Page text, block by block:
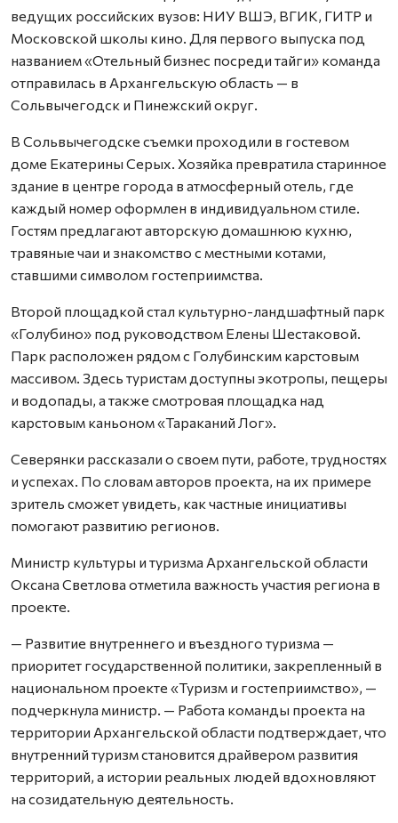
ведущих российских вузов: НИУ ВШЭ, ВГИК, ГИТР и
Московской школы кино. Для первого выпуска под
названием «Отельный бизнес посреди тайги» команда
отправилась в Архангельскую область — в
Сольвычегодск и Пинежский округ.
В Сольвычегодске съемки проходили в гостевом
доме Екатерины Серых. Хозяйка превратила старинное
здание в центре города в атмосферный отель, где
каждый номер оформлен в индивидуальном стиле.
Гостям предлагают авторскую домашнюю кухню,
травяные чаи и знакомство с местными котами,
ставшими символом гостеприимства.
Второй площадкой стал культурно-ландшафтный парк
«Голубино» под руководством Елены Шестаковой.
Парк расположен рядом с Голубинским карстовым
массивом. Здесь туристам доступны экотропы, пещеры
и водопады, а также смотровая площадка над
карстовым каньоном «Тараканий Лог».
Северянки рассказали о своем пути, работе, трудностях
и успехах. По словам авторов проекта, на их примере
зритель сможет увидеть, как частные инициативы
помогают развитию регионов.
Министр культуры и туризма Архангельской области
Оксана Светлова отметила важность участия региона в
проекте.
— Развитие внутреннего и въездного туризма —
приоритет государственной политики, закрепленный в
национальном проекте «Туризм и гостеприимство», —
подчеркнула министр. — Работа команды проекта на
территории Архангельской области подтверждает, что
внутренний туризм становится драйвером развития
территорий, а истории реальных людей вдохновляют
на созидательную деятельность.